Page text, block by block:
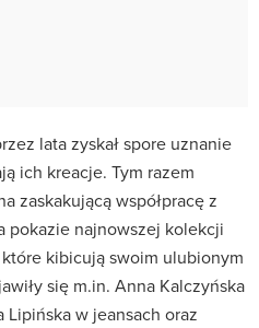
lata zyskał spore uznanie
ich kreacje. Tym razem
zaskakującą współpracę z
pokazie najnowszej kolekcji
kibicują swoim ulubionym
się m.in. Anna Kalczyńska
Lipińska w jeansach oraz